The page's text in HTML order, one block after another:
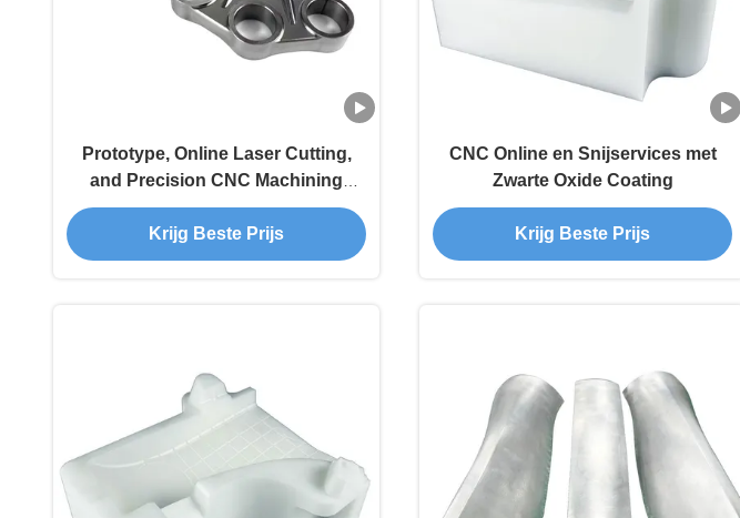
Prototype, Online Laser Cutting,
and Precision CNC Machining
Services
Krijg Beste Prijs
CNC Online en Snijservices met
Zwarte Oxide Coating
Krijg Beste Prijs